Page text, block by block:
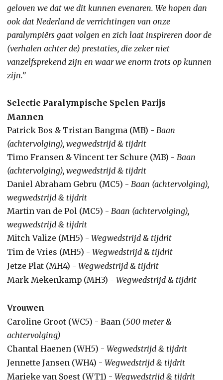
geloven we dat we dit kunnen evenaren. We hopen dan
ook dat Nederland de verrichtingen van onze
paralympiërs gaat volgen en zich laat inspireren door de
(verhalen achter de) prestaties, die zeker niet
vanzelfsprekend zijn en waar we enorm trots op kunnen
zijn.”
Selectie Paralympische Spelen Parijs
Mannen
Patrick Bos & Tristan Bangma (MB) -Baan
(achtervolging), wegwedstrijd & tijdrit
Timo Fransen & Vincent ter Schure (MB) -Baan
(achtervolging), wegwedstrijd & tijdrit
Daniel Abraham Gebru (MC5) -Baan (achtervolging),
wegwedstrijd & tijdrit
Martin van de Pol (MC5) -Baan (achtervolging),
wegwedstrijd & tijdrit
Mitch Valize (MH5) -Wegwedstrijd & tijdrit
Tim de Vries (MH5) -Wegwedstrijd & tijdrit
Jetze Plat (MH4) -Wegwedstrijd & tijdrit
Mark Mekenkamp (MH3) -Wegwedstrijd & tijdrit
Vrouwen
Caroline Groot (WC5) - Baan (500 meter &
achtervolging)
Chantal Haenen (WH5) -Wegwedstrijd & tijdrit
Jennette Jansen (WH4) -Wegwedstrijd & tijdrit
Marieke van Soest (WT1) -Wegwedstrijd & tijdrit